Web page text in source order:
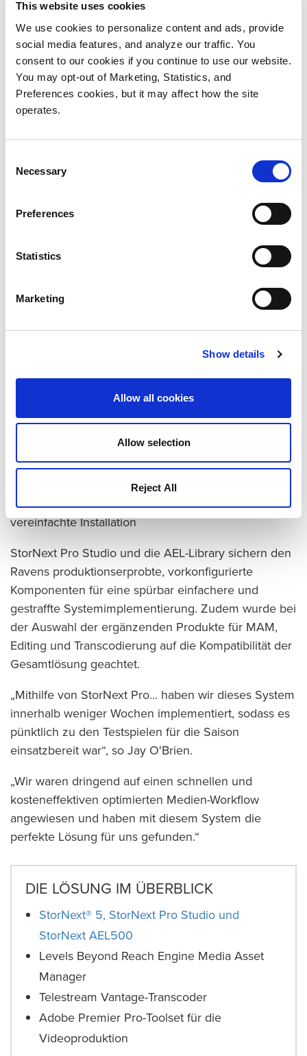
This website uses cookies
We use cookies to personalize content and ads, provide
social media features, and analyze our traffic. You
consent to our cookies if you continue to use our website.
You may opt-out of Marketing, Statistics, and
Preferences cookies, but it may affect how the site
operates.
Selection
Necessary
Preferences
Statistics
Marketing
Show details
Allow all cookies
Allow selection
Reject All
über den StorNext Storage Manager automatisch in
das AEL500-Archiv. Den Redakteuren werden
Archivinhalte über dieselbe Oberfläche angezeigt
wie aktiver Content, sodass sie das gesamte
vorhandene Material mit wenigen Klicks aufrufen
„Zum allerersten Mal erhält unser Produktionsteam
damit nun direkten Zugriff auf den Content aus den
Jay O’Brien.
StorNext AEL Archive beinhaltet EDLM (Extended
Data Life Management) und prüft damit automatisch
die Integrität der gespeicherten Medien. Sobald erste
Abnutzungserscheinungen erkannt werden, wird der
Standort archiviert werden.
„[EDLM] garantiert eine beispiellose Integrität für das
Engineering bei IMT.
Getestetes, vorkonfiguriertes System ermöglicht
vereinfachte Installation
StorNext Pro Studio und die AEL-Library sichern den
Ravens produktionserprobte, vorkonfigurierte
Komponenten für eine spürbar einfachere und
gestraffte Systemimplementierung. Zudem wurde bei
der Auswahl der ergänzenden Produkte für MAM,
Editing und Transcodierung auf die Kompatibilität der
Gesamtlösung geachtet.
„Mithilfe von StorNext Pro... haben wir dieses System
innerhalb weniger Wochen implementiert, sodass es
pünktlich zu den Testspielen für die Saison
einsatzbereit war“, so Jay O'Brien.
„Wir waren dringend auf einen schnellen und
kosteneffektiven optimierten Medien-Workflow
angewiesen und haben mit diesem System die
perfekte Lösung für uns gefunden.“
DIE LÖSUNG IM ÜBERBLICK
StorNext® 5, StorNext Pro Studio und
StorNext AEL500
Levels Beyond Reach Engine Media Asset
Manager
Telestream Vantage-Transcoder
Adobe Premier Pro-Toolset für die
Videoproduktion